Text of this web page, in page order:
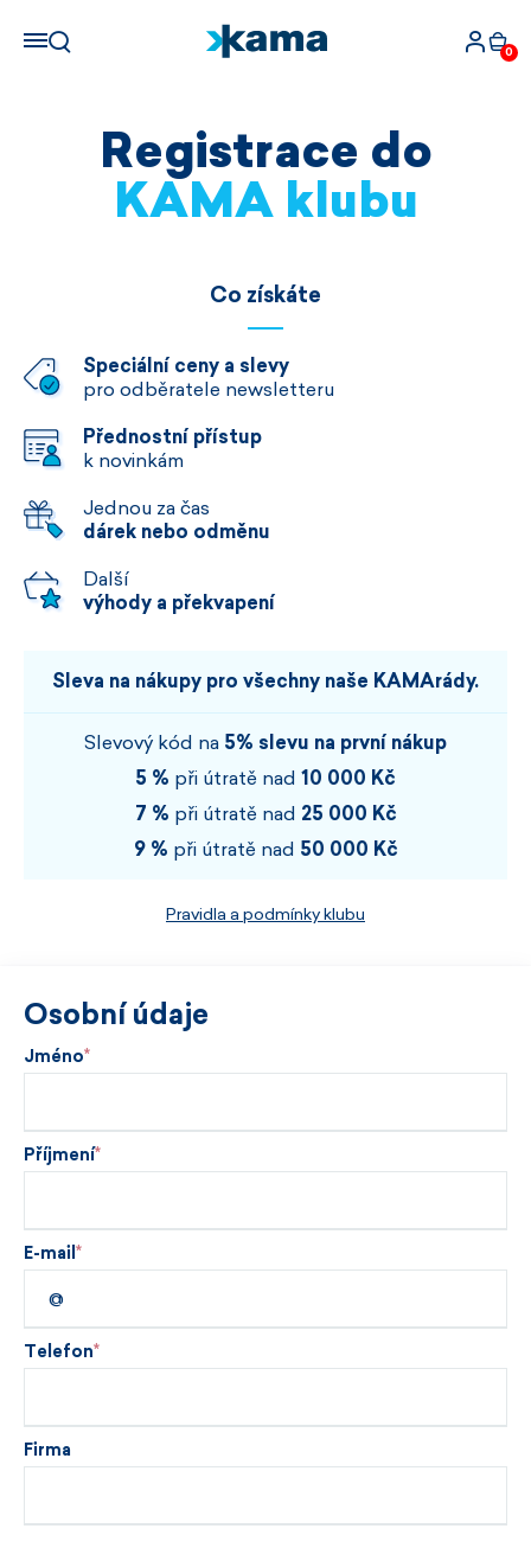
0
Registrace do
KAMA klubu
Co získáte
Speciální ceny a slevy
pro odběratele newsletteru
Přednostní přístup
k novinkám
Jednou za čas
dárek nebo odměnu
Další
výhody a překvapení
Sleva na nákupy pro všechny naše KAMArády.
Slevový kód na 5% slevu na první nákup
5 % při útratě nad 10 000 Kč
7 % při útratě nad 25 000 Kč
9 % při útratě nad 50 000 Kč
Pravidla a podmínky klubu
Osobní údaje
Jméno
Příjmení
E-mail
Telefon
Firma